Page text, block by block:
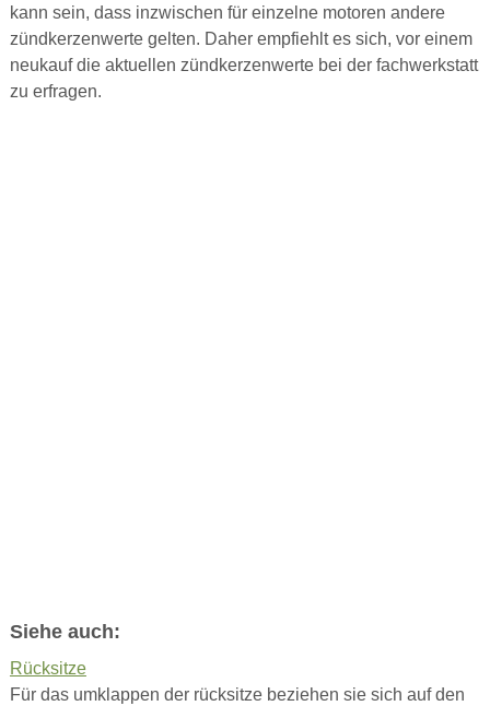
kann sein, dass inzwischen für einzelne motoren andere
zündkerzenwerte gelten. Daher empfiehlt es sich, vor einem
neukauf die aktuellen zündkerzenwerte bei der fachwerkstatt
zu erfragen.
Siehe auch:
Rücksitze
Für das umklappen der rücksitze beziehen sie sich auf den